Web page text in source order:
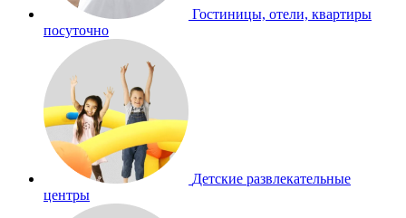
Гостиницы, отели, квартиры
посуточно
Детские развлекательные
центры